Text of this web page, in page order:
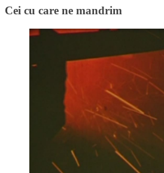
Cei cu care ne mandrim